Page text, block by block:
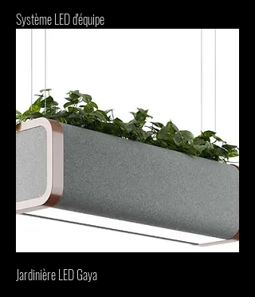
Système LED d'équipe
Jardinière LED Gaya